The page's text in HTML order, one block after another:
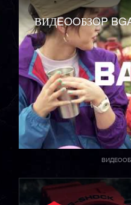
ВИДEOOБЗOP